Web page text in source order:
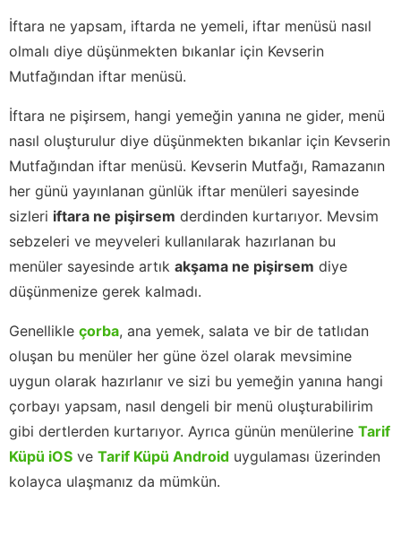
İftara ne yapsam, iftarda ne yemeli, iftar menüsü nasıl
olmalı diye düşünmekten bıkanlar için Kevserin
Mutfağından iftar menüsü.
İftara ne pişirsem, hangi yemeğin yanına ne gider, menü
nasıl oluşturulur diye düşünmekten bıkanlar için Kevserin
Mutfağından iftar menüsü. Kevserin Mutfağı, Ramazanın
her günü yayınlanan günlük iftar menüleri sayesinde
sizleri iftara ne pişirsem derdinden kurtarıyor. Mevsim
sebzeleri ve meyveleri kullanılarak hazırlanan bu
menüler sayesinde artık akşama ne pişirsem diye
düşünmenize gerek kalmadı.
Genellikle çorba, ana yemek, salata ve bir de tatlıdan
oluşan bu menüler her güne özel olarak mevsimine
uygun olarak hazırlanır ve sizi bu yemeğin yanına hangi
çorbayı yapsam, nasıl dengeli bir menü oluşturabilirim
gibi dertlerden kurtarıyor. Ayrıca günün menülerine Tarif
Küpü iOS ve Tarif Küpü Android uygulaması üzerinden
kolayca ulaşmanız da mümkün.